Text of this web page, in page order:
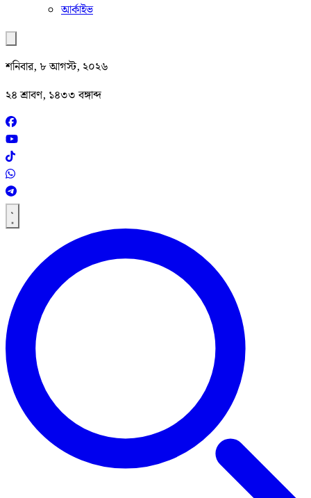
আর্কাইভ
শনিবার, ৮ আগস্ট, ২০২৬
২৪ শ্রাবণ, ১৪৩৩ বঙ্গাব্দ